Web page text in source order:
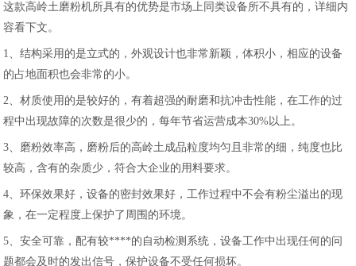
这款高岭土磨粉机所具有的优势是市场上同类设备所不具有的，详细内
容看下文。
1、结构采用的是立式的，外观设计也非常新颖，体积小，相应的设备
的占地面积也会非常的小。
2、材质使用的是较好的，有着超强的耐磨和抗冲击性能，在工作的过
程中出现故障的次数是很少的，每年节省运营成本30%以上。
3、磨粉效率高，磨粉后的高岭土成品粒度均匀且非常的细，纯度也比
较高，含有的杂质少，符合大企业的用料要求。
4、环保效果好，设备的密封效果好，工作过程中不会有粉尘溢出的现
象，在一定程度上保护了周围的环境。
5、安全可靠，配有较****的自动检测系统，设备工作中出现任何的问
题都会及时的发出信号，保护设备不受任何损坏。